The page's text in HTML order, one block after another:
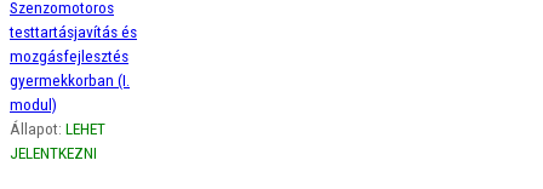
Szenzomotoros
testtartásjavítás és
mozgásfejlesztés
gyermekkorban (I.
modul)
Állapot: LEHET
JELENTKEZNI